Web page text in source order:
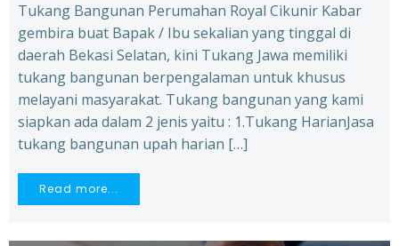
Tukang Bangunan Perumahan Royal Cikunir Kabar
gembira buat Bapak / Ibu sekalian yang tinggal di
daerah Bekasi Selatan, kini Tukang Jawa memiliki
tukang bangunan berpengalaman untuk khusus
melayani masyarakat. Tukang bangunan yang kami
siapkan ada dalam 2 jenis yaitu : 1.Tukang HarianJasa
tukang bangunan upah harian […]
Read more...